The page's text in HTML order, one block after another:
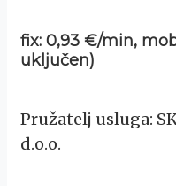
fix: 0,93 €/min,
uključen)
Pružatelj usluga:
d.o.o.